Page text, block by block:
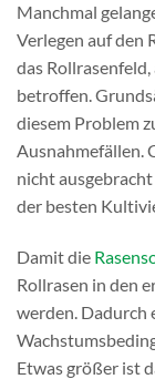
Manchmal
Verlegen auf den
das
betroffen.
diesem Problem
Ausnahmefällen.
nicht
der besten
Damit die
Rollrasen in den
werden. Dadurch
Etwas größer ist